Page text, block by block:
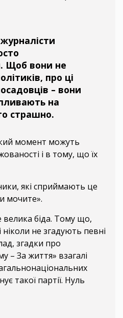
Щоб вони не
про ці
– вони
на
страшно.
момент можуть
і в тому, що їх
які сприймають це
мочите».
велика біда. Тому що,
ніколи не згадують певні
згадки про
– За життя» взагалі
такої партії. Нуль